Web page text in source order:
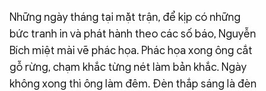
Những ngày tháng tại mặt trận, để kịp có những
bức tranh in và phát hành theo các số báo, Nguyễn
Bích miệt mài vẽ phác họa. Phác họa xong ông cắt
gỗ rừng, chạm khắc từng nét làm bản khắc. Ngày
không xong thì ông làm đêm. Đèn thắp sáng là đèn